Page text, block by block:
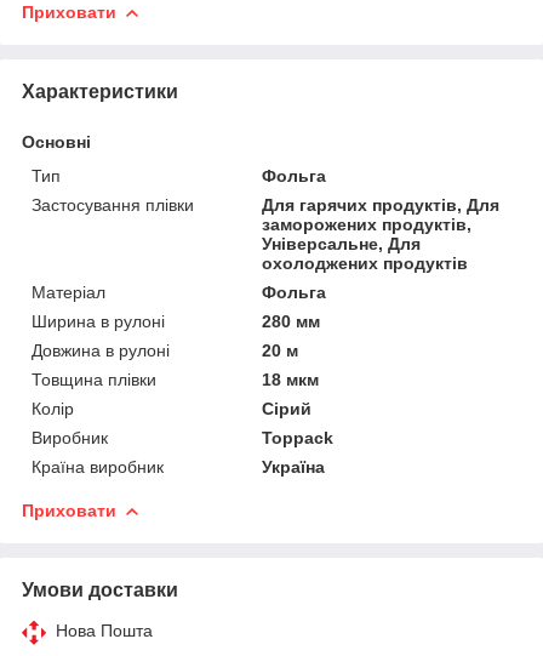
Приховати
Характеристики
Основні
Тип
Фольга
Застосування плівки
Для гарячих продуктів, Для
заморожених продуктів,
Універсальне, Для
охолоджених продуктів
Матеріал
Фольга
Ширина в рулоні
280 мм
Довжина в рулоні
20 м
Товщина плівки
18 мкм
Колір
Сірий
Виробник
Toppack
Країна виробник
Україна
Приховати
Умови доставки
Нова Пошта